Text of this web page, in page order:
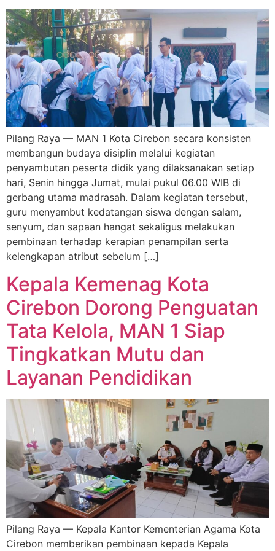
Pilang Raya — MAN 1 Kota Cirebon secara konsisten
membangun budaya disiplin melalui kegiatan
penyambutan peserta didik yang dilaksanakan setiap
hari, Senin hingga Jumat, mulai pukul 06.00 WIB di
gerbang utama madrasah. Dalam kegiatan tersebut,
guru menyambut kedatangan siswa dengan salam,
senyum, dan sapaan hangat sekaligus melakukan
pembinaan terhadap kerapian penampilan serta
kelengkapan atribut sebelum […]
Kepala Kemenag Kota
Cirebon Dorong Penguatan
Tata Kelola, MAN 1 Siap
Tingkatkan Mutu dan
Layanan Pendidikan
Pilang Raya — Kepala Kantor Kementerian Agama Kota
Cirebon memberikan pembinaan kepada Kepala